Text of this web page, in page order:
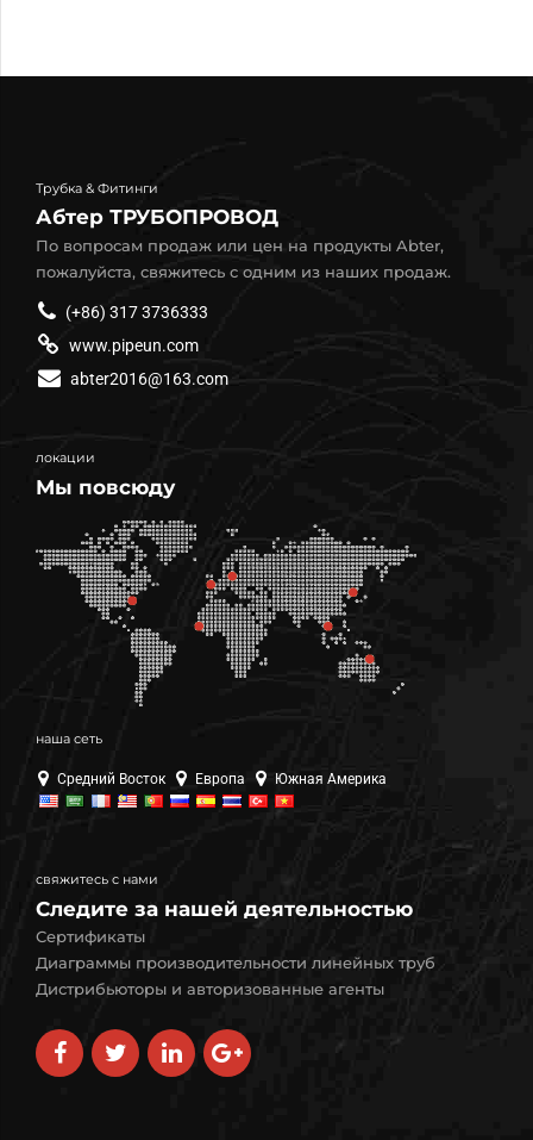
Трубка & Фитинги
Абтер ТРУБОПРОВОД
По вопросам продаж или цен на продукты Abter,
пожалуйста, свяжитесь с одним из наших продаж.
(+86) 317 3736333
www.pipeun.com
abter2016@163.com
локации
Мы повсюду
наша сеть
Средний Восток Европа Южная Америка
свяжитесь с нами
Следите за нашей деятельностью
Сертификаты
Диаграммы производительности линейных труб
Дистрибьюторы и авторизованные агенты